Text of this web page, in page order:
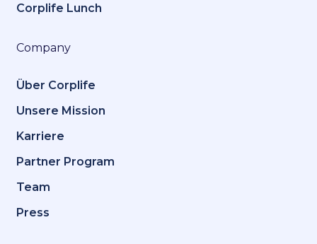
Corplife Lunch
Company
Über Corplife
Unsere Mission
Karriere
Partner Program
Team
Press